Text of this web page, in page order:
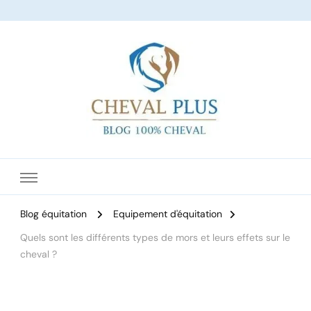
Blog équitation
Equipement d'équitation
Quels sont les différents types de mors et leurs effets sur le
cheval ?